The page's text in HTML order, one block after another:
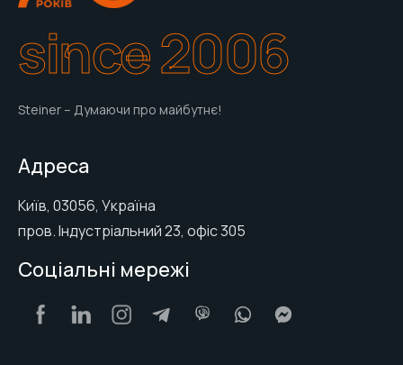
since 2006
Steiner – Думаючи про майбутнє!
Адреса
Київ, 03056, Україна
пров. Індустріальний 23, офіс 305
Соціальні мережі